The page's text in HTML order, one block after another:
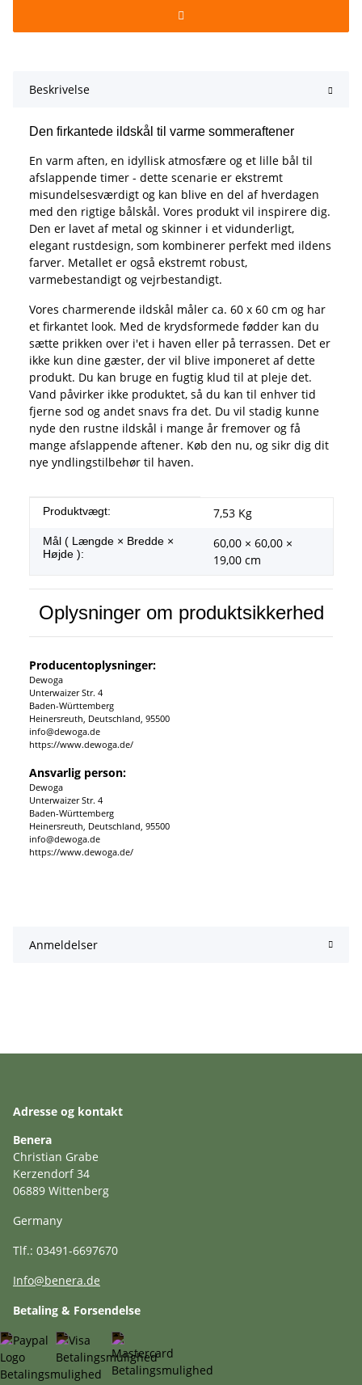
Beskrivelse
Den firkantede ildskål til varme sommeraftener
En varm aften, en idyllisk atmosfære og et lille bål til
afslappende timer - dette scenarie er ekstremt
misundelsesværdigt og kan blive en del af hverdagen
med den rigtige bålskål. Vores produkt vil inspirere dig.
Den er lavet af metal og skinner i et vidunderligt,
elegant rustdesign, som kombinerer perfekt med ildens
farver. Metallet er også ekstremt robust,
varmebestandigt og vejrbestandigt.
Vores charmerende ildskål måler ca. 60 x 60 cm og har
et firkantet look. Med de krydsformede fødder kan du
sætte prikken over i'et i haven eller på terrassen. Det er
ikke kun dine gæster, der vil blive imponeret af dette
produkt. Du kan bruge en fugtig klud til at pleje det.
Vand påvirker ikke produktet, så du kan til enhver tid
fjerne sod og andet snavs fra det. Du vil stadig kunne
nyde den rustne ildskål i mange år fremover og få
mange afslappende aftener. Køb den nu, og sikr dig dit
nye yndlingstilbehør til haven.
#productDetails.itemInformation#
#productDetails.itemValue#
Produktvægt: 7,53 Kg
Mål ( Længde × Bredde ×
Højde ):
60,00 × 60,00 ×
19,00 cm
Oplysninger om produktsikkerhed
Producentoplysninger:
Dewoga
Unterwaizer Str. 4
Baden-Württemberg
Heinersreuth, Deutschland, 95500
info@dewoga.de
https://www.dewoga.de/
Ansvarlig person:
Dewoga
Unterwaizer Str. 4
Baden-Württemberg
Heinersreuth, Deutschland, 95500
info@dewoga.de
https://www.dewoga.de/
Anmeldelser
Adresse og kontakt
Benera
Christian Grabe
Kerzendorf 34
06889 Wittenberg
Germany
Tlf.: 03491-6697670
Info@benera.de
Betaling & Forsendelse